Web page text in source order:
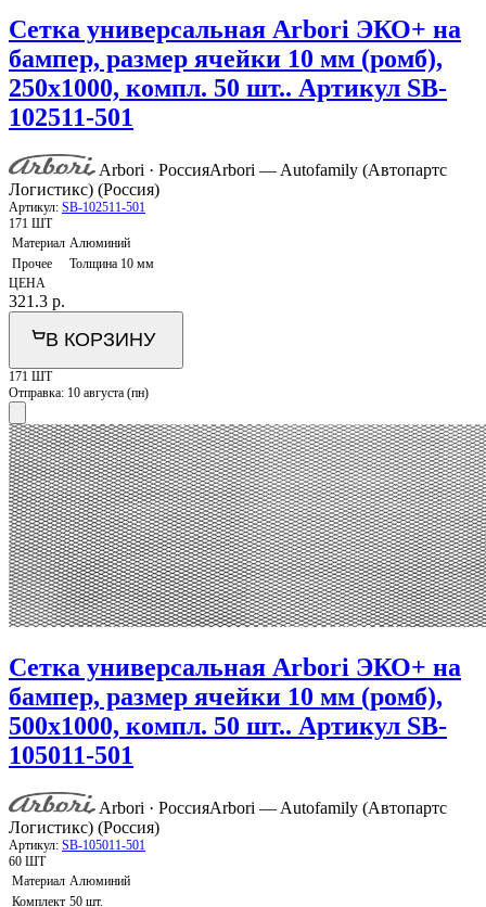
Сетка универсальная Arbori ЭКО+ на
бампер, размер ячейки 10 мм (ромб),
250х1000, компл. 50 шт.. Артикул SB-
102511-501
Arbori · РоссияArbori — Autofamily (Автопартс
Логистикс) (Россия)
Артикул: SB-102511-501
171 ШТ
Материал Алюминий
Прочее
Толщина 10 мм
ЦЕНА
321.3 р.
В КОРЗИНУ
171 ШТ
Отправка: 10 августа (пн)
Сетка универсальная Arbori ЭКО+ на
бампер, размер ячейки 10 мм (ромб),
500х1000, компл. 50 шт.. Артикул SB-
105011-501
Arbori · РоссияArbori — Autofamily (Автопартс
Логистикс) (Россия)
Артикул: SB-105011-501
60 ШТ
Материал Алюминий
Комплект 50 шт.